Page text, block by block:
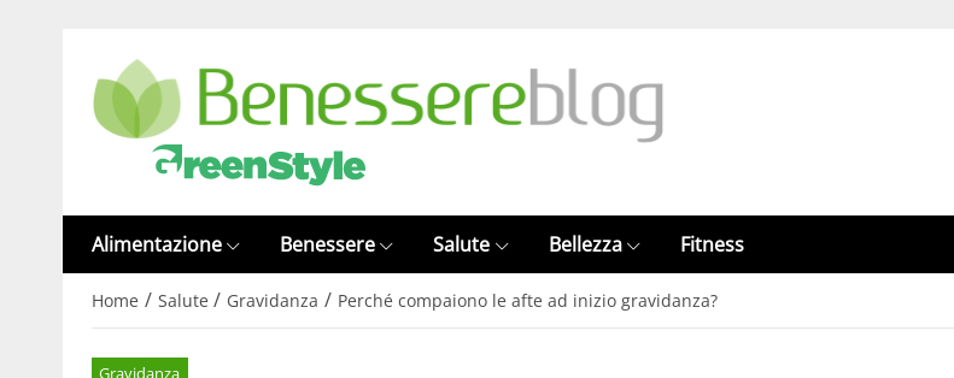
Alimentazione Benessere Salute Bellezza Fitness
Home / Salute / Gravidanza / Perché compaiono le afte ad inizio gravidanza?
Gravidanza